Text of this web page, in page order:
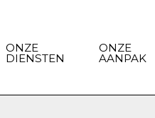
ONZE
DIENSTEN
ONZE
AANPAK